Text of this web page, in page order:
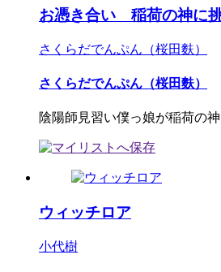
お憑き合い 稲荷の神に挑
さくらだでんぷん（桜田麩）
さくらだでんぷん（桜田麩）
陰陽師見習い僕っ娘が稲荷の
ウィッチロア
小代樹